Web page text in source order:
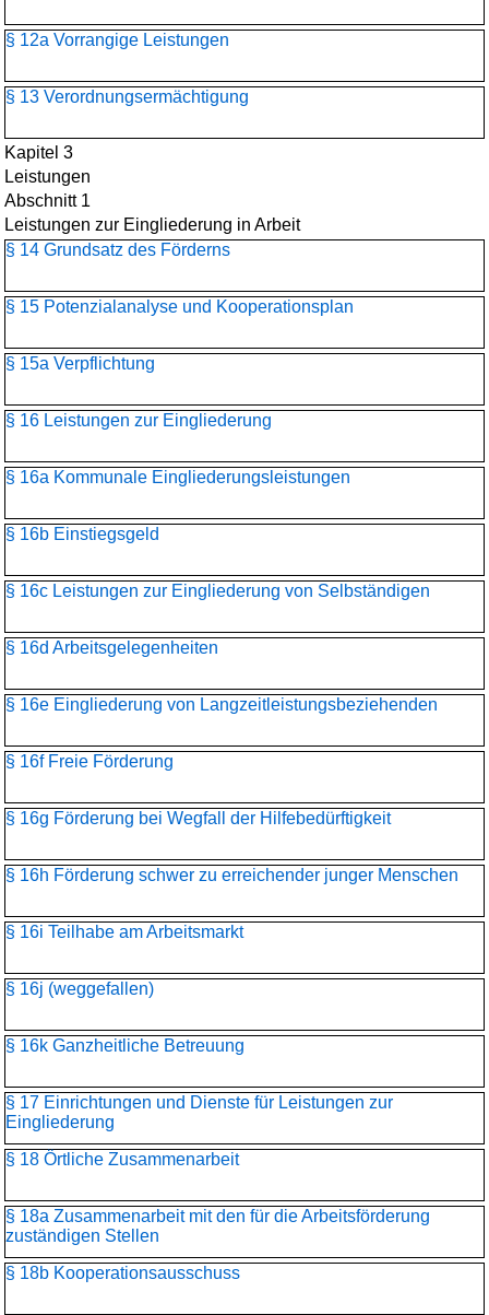
§ 12a Vorrangige Leistungen
§ 13 Verordnungsermächtigung
Kapitel 3
Leistungen
Abschnitt 1
Leistungen zur Eingliederung in Arbeit
§ 14 Grundsatz des Förderns
§ 15 Potenzialanalyse und Kooperationsplan
§ 15a Verpflichtung
§ 16 Leistungen zur Eingliederung
§ 16a Kommunale Eingliederungsleistungen
§ 16b Einstiegsgeld
§ 16c Leistungen zur Eingliederung von Selbständigen
§ 16d Arbeitsgelegenheiten
§ 16e Eingliederung von Langzeitleistungsbeziehenden
§ 16f Freie Förderung
§ 16g Förderung bei Wegfall der Hilfebedürftigkeit
§ 16h Förderung schwer zu erreichender junger Menschen
§ 16i Teilhabe am Arbeitsmarkt
§ 16j (weggefallen)
§ 16k Ganzheitliche Betreuung
§ 17 Einrichtungen und Dienste für Leistungen zur
Eingliederung
§ 18 Örtliche Zusammenarbeit
§ 18a Zusammenarbeit mit den für die Arbeitsförderung
zuständigen Stellen
§ 18b Kooperationsausschuss